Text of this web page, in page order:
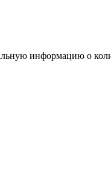
информацию о